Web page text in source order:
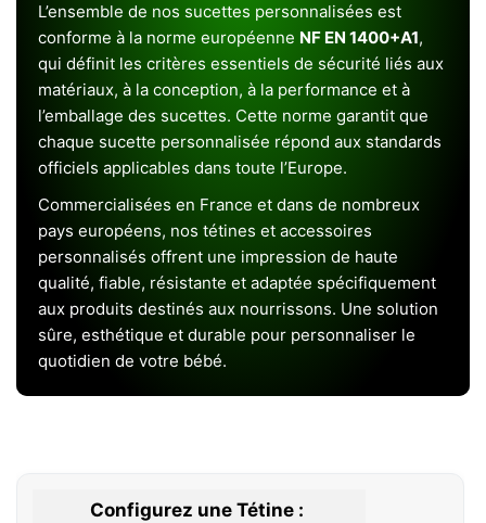
L’ensemble de nos sucettes personnalisées est
conforme à la norme européenne NF EN 1400+A1,
qui définit les critères essentiels de sécurité liés aux
matériaux, à la conception, à la performance et à
l’emballage des sucettes. Cette norme garantit que
chaque sucette personnalisée répond aux standards
officiels applicables dans toute l’Europe.
Commercialisées en France et dans de nombreux
pays européens, nos tétines et accessoires
personnalisés offrent une impression de haute
qualité, fiable, résistante et adaptée spécifiquement
aux produits destinés aux nourrissons. Une solution
sûre, esthétique et durable pour personnaliser le
quotidien de votre bébé.
Configurez une Tétine :